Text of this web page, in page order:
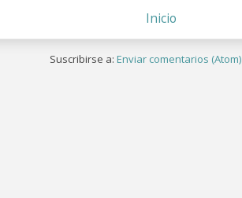
Inicio
Suscribirse a: Enviar comentarios (Atom)